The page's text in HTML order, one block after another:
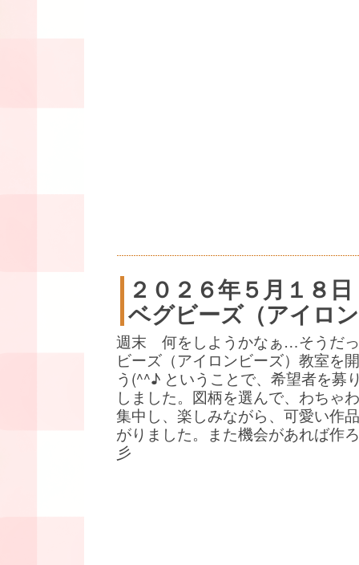
２０２６年５月１８日
ベグビーズ（アイロ
週末 何をしようかなぁ…そうだ
ビーズ（アイロンビーズ）教室を
う(^^♪ ということで、希望者を募
しました。図柄を選んで、わちゃ
集中し、楽しみながら、可愛い作
がりました。また機会があれば作
彡